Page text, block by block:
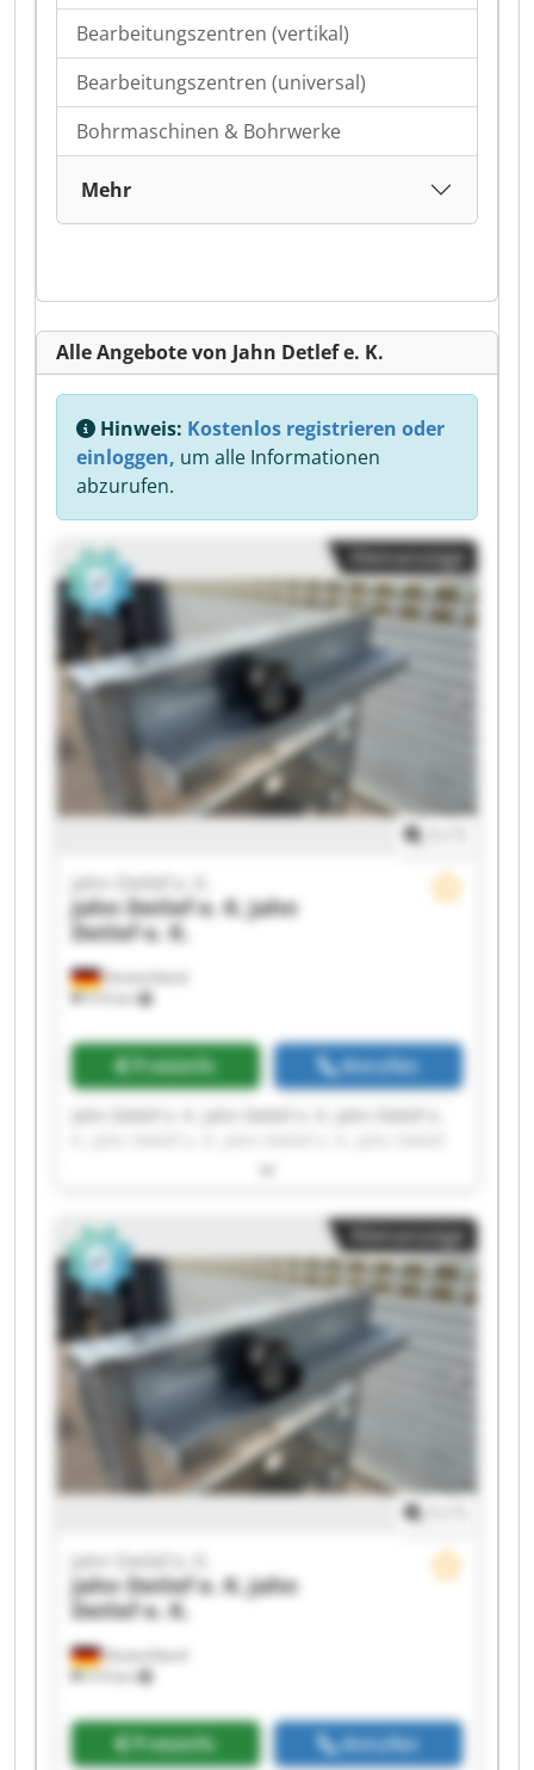
Bearbeitungszentren (vertikal)
Bearbeitungszentren (universal)
Bohrmaschinen & Bohrwerke
Mehr
Alle Angebote von Jahn Detlef e. K.
Hinweis: Kostenlos registrieren oder
einloggen, um alle Informationen
abzurufen.
Kleinanzeige
Deutschland
510 km
Jahn Detlef e. K.
Jahn Detlef e. K.Jahn
Detlef e. K.
Preisinfo Anrufen
e. K. Jahn Detlef e. K. Jahn Detlef e. K. Jahn
Jahn Detlef e. K. Jahn Detlef e. K. Jahn Detlef e.
K. Jahn Detlef e. K. Jahn Detlef e. K. Jahn Detlef
e. K. Jahn Detlef e. K. Jahn Detlef e. K. Jahn
Detlef e. K.
Kleinanzeige
Deutschland
510 km
Jahn Detlef e. K.
Jahn Detlef e. K.Jahn
Detlef e. K.
Preisinfo Anrufen